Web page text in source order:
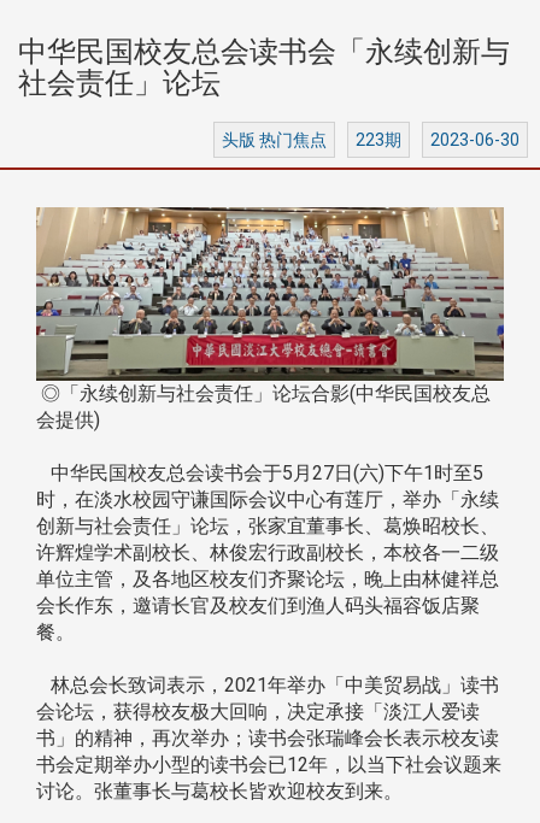
中华民国校友总会读书会「永续创新与
社会责任」论坛
头版 热门焦点 223期 2023-06-30
◎「永续创新与社会责任」论坛合影(中华民国校友总
会提供)
中华民国校友总会读书会于5月27日(六)下午1时至5
时，在淡水校园守谦国际会议中心有莲厅，举办「永续
创新与社会责任」论坛，张家宜董事长、葛焕昭校长、
许辉煌学术副校长、林俊宏行政副校长，本校各一二级
单位主管，及各地区校友们齐聚论坛，晚上由林健祥总
会长作东，邀请长官及校友们到渔人码头福容饭店聚
餐。
林总会长致词表示，2021年举办「中美贸易战」读书
会论坛，获得校友极大回响，决定承接「淡江人爱读
书」的精神，再次举办；读书会张瑞峰会长表示校友读
书会定期举办小型的读书会已12年，以当下社会议题来
讨论。张董事长与葛校长皆欢迎校友到来。